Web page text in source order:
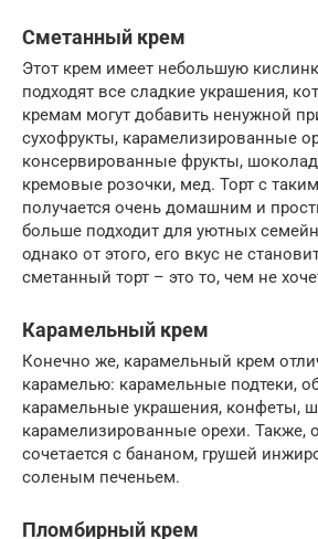
Сметанный крем
Этот крем имеет небольшую
подходят все сладкие украшения,
кремам могут добавить ненужной
сухофрукты, карамелизированные
консервированные фрукты,
кремовые розочки, мед. Торт с
получается очень домашним и
больше подходит для уютных
однако от этого, его вкус не
сметанный торт – это то, чем не
Карамельный крем
Конечно же, карамельный крем
карамелью: карамельные подтеки,
карамельные украшения, конфеты,
карамелизированные орехи. Также,
сочетается с бананом, грушей
соленым печеньем.
Пломбирный крем